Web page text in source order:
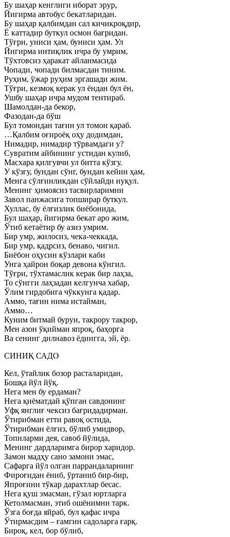
Бу шаҳар кенглиги иборат эрур,
Йигирма автобус бекатларидан.
Бу шаҳар қалбимдан сал кичикроқдир,
Ё каттадир буткул осмон бағридан.
Тўғри, униси ҳам, буниси ҳам. Ул
Йигирма интиқлик ичра бу умрим,
Тўхтовсиз ҳаракат айланмасида
Чопади, чопади билмасдан тиним.
Руҳим, ўжар руҳим эргашади жим.
Тўғри, кезмоқ керак ул ёндан бул ён,
Ушбу шаҳар ичра мудом тентираб.
Шамолдан-да бекор,
Фазодан-да бўш
Бул томондан тағин ул томон қараб.
…Қалбим оғироёқ оҳу додимдан,
Нимадир, нимадир тўрвамдаги у?
Сувратим айбининг устидан кулиб,
Масхара қилгувчи ул битта кўзгу.
У кўзгу, бундан сўнг, бундан кейин ҳам,
Менга сўлғинликдан сўйлайди нуқул.
Менинг ҳимоясиз тасвирларимни
Завол панжасига топширар буткул.
Хуллас, бу ёлғизлик биёбонида,
Бул шаҳар, йигирма бекат аро жим,
Ўтиб кетаётир бу азиз умрим.
Бир умр, жилосиз, чека-чеккада,
Бир умр, қадрсиз, бенаво, чигил.
Биёбон оҳусин кўзлари каби
Унга ҳайрон боқар девона кўнгил.
Тўғри, тўхтамаслик керак бир лаҳза,
То сўнгги лаҳзадан келгунча хабар,
Ўлим гирдобига чўккунга қадар.
Аммо, тағин нима истайман,
Аммо…
Куним битмай бурун, такрору такрор,
Мен азон ўқийман япроқ, баҳорга
Ва сенинг дилнавоз ёдингга, эй, ёр.
СИНИҚ САДО
Кел, ўтайлик бозор расталаридан,
Бошқа йўл йўқ.
Нега мен бу ердаман?
Нега қиёматдай қўпган савдонинг
Уфқ янглиғ чексиз бағридадирман.
Ўтирибман етти равоқ остида,
Ўтирибман ёлғиз, бўлиб умидвор,
Топиларми дея, савоб йўлида,
Менинг дардларимга бирор харидор.
Замон мадҳу сано замони эмас,
Сафарга йўл олган паррандаларнинг
Фироғидан ёниб, ўртаниб бир-бир,
Япроғини тўкар дарахтлар бесас.
Нега қуш эмасман, гўзал юртларга
Кетолмасман, этиб ошёнимни тарк.
Ўзга боғда яйраб, бул қафас ичра
Ўтирмасдим – ғамгин садоларга ғарқ.
Бироқ, кел, бор бўлиб,